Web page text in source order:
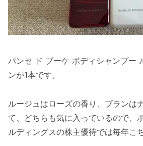
パンセ ド ブーケ ボディシャンプー
ンが1本です。
ルージュはローズの香り、ブランは
て、どちらも気に入っているので、
ルディングスの株主優待では毎年こ